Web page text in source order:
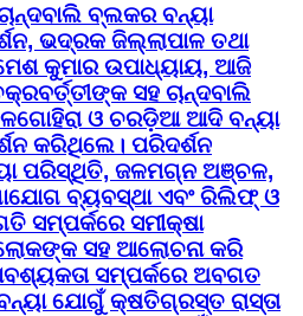
ବ୍ଲକର ବନ୍ୟା
ଭଦ୍ରକ ଜିଲ୍ଲାପାଳ ତଥା
କୁମାର ଉପାଧ୍ୟାୟ, ଆଜି
ସହ ଚାନ୍ଦବାଲି
ଓ ଚରଡ଼ିଆ ଆଦି ବନ୍ୟା
କରିଥିଲେ। ପରିଦର୍ଶନ
ପରିସ୍ଥିତି, ଜଳମଗ୍ନ ଅଞ୍ଚଳ,
ବ୍ୟବସ୍ଥା ଏବଂ ରିଲିଫ୍ ଓ
ସମ୍ପର୍କରେ ସମୀକ୍ଷା
ସହ ଆଲୋଚନା କରି
ସମ୍ପର୍କରେ ଅବଗତ
ଯୋଗୁଁ କ୍ଷତିଗ୍ରସ୍ତ ରାସ୍ତା